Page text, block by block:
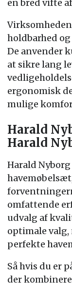
en bred vifte
holdbarhed
De anvender
at sikre lang
ergonomisk
mulige
Harald
Harald
Harald
omfattende
udvalg af
optimale
perfekte
Så hvis du er
der